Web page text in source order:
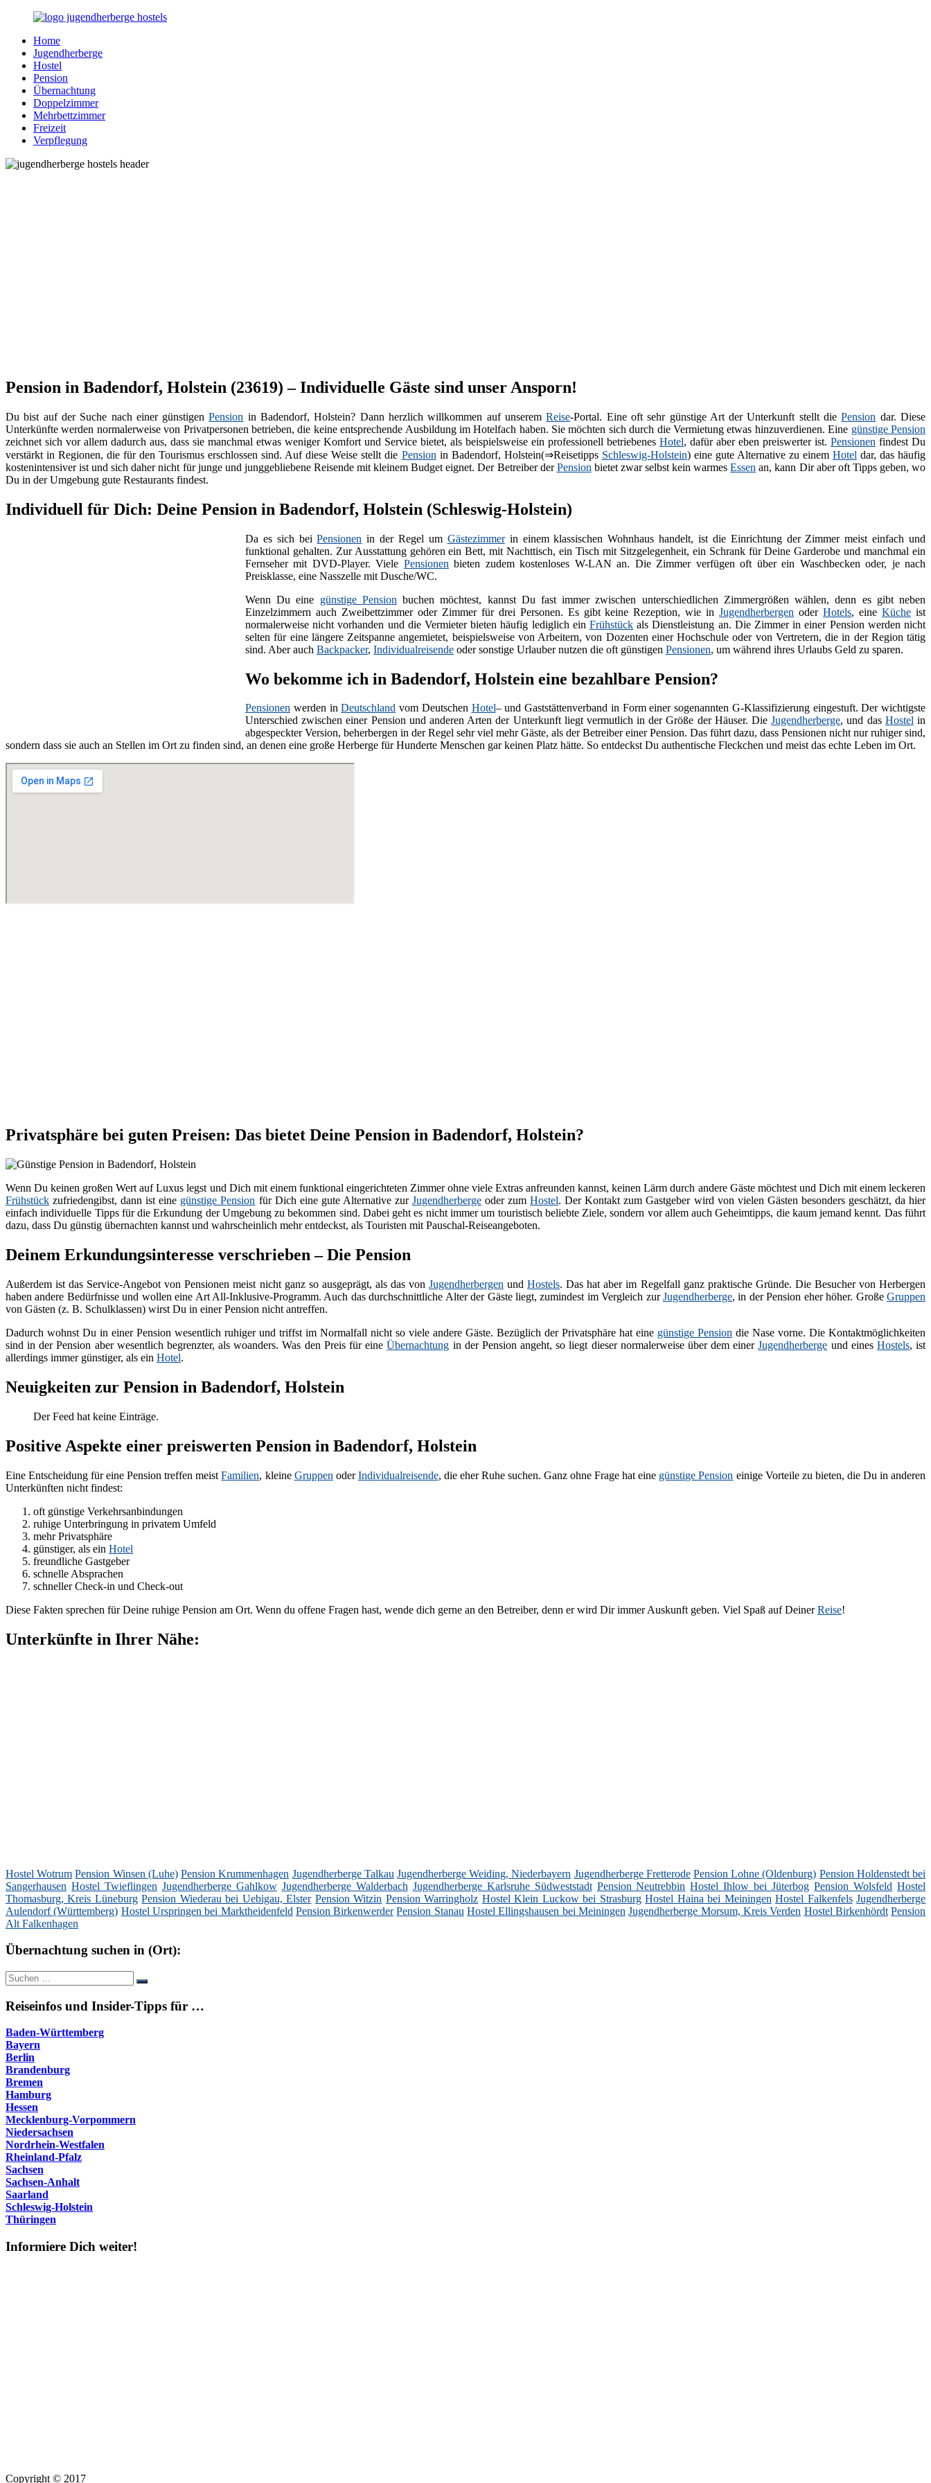
Zurück
Inhalt
Jugendherberge-
Hostels.de
Reisen
junge
jung
gebliebene
Menschen
Home
Jugendherberge
Hostel
Pension
Übernachtung
Doppelzimmer
Mehrbettzimmer
Freizeit
Verpflegung
Pension in Badendorf, Holstein (23619) – Individuelle Gäste sind unser Ansporn!
Du bist auf der Suche nach einer günstigenPension in Badendorf, Holstein? Dann herzlich willkommen auf unseremReise-Portal. Eine oft sehr günstige Art der Unterkunft stellt diePension dar. Diese
Unterkünfte werden normalerweise von Privatpersonen betrieben, die keine entsprechende Ausbildung im Hotelfach haben. Sie möchten sich durch die Vermietung etwas hinzuverdienen. Eine günstige Pension
zeichnet sich vor allem dadurch aus, dass sie manchmal etwas weniger Komfort und Service bietet, als beispielsweise ein professionell betriebenes Hotel, dafür aber eben preiswerter ist. Pensionen findest Du
verstärkt in Regionen, die für den Tourismus erschlossen sind. Auf diese Weise stellt die Pension in Badendorf, Holstein(⇒Reisetipps Schleswig-Holstein) eine gute Alternative zu einem Hotel dar, das häufig
kostenintensiver ist und sich daher nicht für junge und junggebliebene Reisende mit kleinem Budget eignet. Der Betreiber derPension bietet zwar selbst kein warmesEssen an, kann Dir aber oft Tipps geben, wo
Du in der Umgebung gute Restaurants findest.
Individuell für Dich: Deine Pension in Badendorf, Holstein (Schleswig-Holstein)
Da es sich beiPensionen in der Regel um Gästezimmerin einem klassischen Wohnhaus handelt, ist die Einrichtung der Zimmer meist einfach und
funktional gehalten. Zur Ausstattung gehören ein Bett, mit Nachttisch, ein Tisch mit Sitzgelegenheit, ein Schrank für Deine Garderobe und manchmal ein
Fernseher mit DVD-Player. Viele Pensionen bieten zudem kostenloses W-LAN an. Die Zimmer verfügen oft über ein Waschbecken oder, je nach
Preisklasse, eine Nasszelle mit Dusche/WC.
Wenn Du eine günstige Pension buchen möchtest, kannst Du fast immer zwischen unterschiedlichen Zimmergrößen wählen, denn es gibt neben
Einzelzimmern auch Zweibettzimmer oder Zimmer für drei Personen. Es gibt keine Rezeption, wie inJugendherbergen oderHotels, eineKüche ist
normalerweise nicht vorhanden und die Vermieter bieten häufig lediglich ein Frühstück als Dienstleistung an. Die Zimmer in einer Pension werden nicht
selten für eine längere Zeitspanne angemietet, beispielsweise von Arbeitern, von Dozenten einer Hochschule oder von Vertretern, die in der Region tätig
sind. Aber auch Backpacker, Individualreisende oder sonstige Urlauber nutzen die oft günstigen Pensionen, um während ihres Urlaubs Geld zu sparen.
Wo bekomme ich in Badendorf, Holstein eine bezahlbare Pension?
Pensionen werden inDeutschland vom Deutschen Hotel– und Gaststättenverband in Form einer sogenannten G-Klassifizierung eingestuft. Der wichtigste
Unterschied zwischen einer Pension und anderen Arten der Unterkunft liegt vermutlich in der Größe der Häuser. DieJugendherberge, und das Hostelin
abgespeckter Version, beherbergen in der Regel sehr viel mehr Gäste, als der Betreiber einer Pension. Das führt dazu, dass Pensionen nicht nur ruhiger sind,
sondern dass sie auch an Stellen im Ort zu finden sind, an denen eine große Herberge für Hunderte Menschen gar keinen Platz hätte. So entdeckst Du authentische Fleckchen und meist das echte Leben im Ort.
Privatsphäre bei guten Preisen: Das bietet Deine Pension in Badendorf, Holstein?
Wenn Du keinen großen Wert auf Luxus legst und Dich mit einem funktional eingerichteten Zimmer ohne viele Extras anfreunden kannst, keinen Lärm durch andere Gäste möchtest und Dich mit einem leckeren
Frühstück zufriedengibst, dann ist eine günstige Pension für Dich eine gute Alternative zur Jugendherbergeoder zumHostel. Der Kontakt zum Gastgeber wird von vielen Gästen besonders geschätzt, da hier
einfach individuelle Tipps für die Erkundung der Umgebung zu bekommen sind. Dabei geht es nicht immer um touristisch beliebte Ziele, sondern vor allem auch Geheimtipps, die kaum jemand kennt. Das führt
dazu, dass Du günstig übernachten kannst und wahrscheinlich mehr entdeckst, als Touristen mit Pauschal-Reiseangeboten.
Deinem Erkundungsinteresse verschrieben – Die Pension
Außerdem ist das Service-Angebot von Pensionen meist nicht ganz so ausgeprägt, als das von Jugendherbergen undHostels. Das hat aber im Regelfall ganz praktische Gründe. Die Besucher von Herbergen
haben andere Bedürfnisse und wollen eine Art All-Inklusive-Programm. Auch das durchschnittliche Alter der Gäste liegt, zumindest im Vergleich zurJugendherberge, in der Pension eher höher. GroßeGruppen
von Gästen (z. B. Schulklassen) wirst Du in einer Pension nicht antreffen.
Dadurch wohnst Du in einer Pension wesentlich ruhiger und triffst im Normalfall nicht so viele andere Gäste. Bezüglich der Privatsphäre hat eine günstige Pension die Nase vorne. Die Kontaktmöglichkeiten
sind in der Pension aber wesentlich begrenzter, als woanders. Was den Preis für eineÜbernachtung in der Pension angeht, so liegt dieser normalerweise über dem einerJugendherberge und eines Hostels, ist
allerdings immer günstiger, als ein Hotel.
Neuigkeiten zur Pension in Badendorf, Holstein
Der Feed hat keine Einträge.
Positive Aspekte einer preiswerten Pension in Badendorf, Holstein
Eine Entscheidung für eine Pension treffen meistFamilien, kleine Gruppen oderIndividualreisende, die eher Ruhe suchen. Ganz ohne Frage hat eine günstige Pension einige Vorteile zu bieten, die Du in anderen
Unterkünften nicht findest:
oft günstige Verkehrsanbindungen
ruhige Unterbringung in privatem Umfeld
mehr Privatsphäre
günstiger, als ein Hotel
freundliche Gastgeber
schnelle Absprachen
schneller Check-in und Check-out
Diese Fakten sprechen für Deine ruhige Pension am Ort. Wenn du offene Fragen hast, wende dich gerne an den Betreiber, denn er wird Dir immer Auskunft geben. Viel Spaß auf DeinerReise!
Unterkünfte in Ihrer Nähe:
Hostel Wotrum Pension Winsen (Luhe) Pension Krummenhagen Jugendherberge Talkau Jugendherberge Weiding, Niederbayern Jugendherberge Fretterode Pension Lohne (Oldenburg) Pension Holdenstedt bei
Sangerhausen Hostel Twieflingen Jugendherberge Gahlkow Jugendherberge Walderbach Jugendherberge Karlsruhe Südweststadt Pension Neutrebbin Hostel Ihlow bei Jüterbog Pension Wolsfeld Hostel
Thomasburg, Kreis Lüneburg Pension Wiederau bei Uebigau, Elster Pension Witzin Pension Warringholz Hostel Klein Luckow bei Strasburg Hostel Haina bei Meiningen Hostel Falkenfels Jugendherberge
Aulendorf (Württemberg) Hostel Urspringen bei Marktheidenfeld Pension Birkenwerder Pension Stanau Hostel Ellingshausen bei Meiningen Jugendherberge Morsum, Kreis Verden Hostel Birkenhördt Pension
Alt Falkenhagen
Übernachtung suchen in (Ort):
Suche
nach:
Suchen
Reiseinfos und Insider-Tipps für …
Baden-Württemberg
Bayern
Berlin
Brandenburg
Bremen
Hamburg
Hessen
Mecklenburg-Vorpommern
Niedersachsen
Nordrhein-Westfalen
Rheinland-Pfalz
Sachsen
Sachsen-Anhalt
Saarland
Schleswig-Holstein
Thüringen
Informiere Dich weiter!
Copyright © 2017